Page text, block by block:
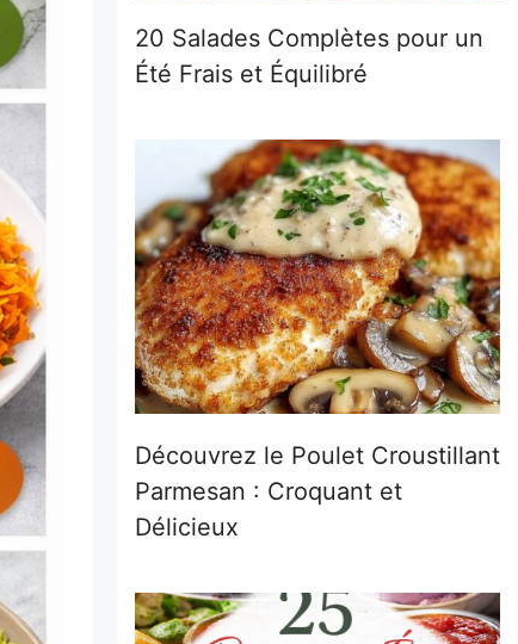
20 Salades Complètes pour un
Été Frais et Équilibré
Découvrez le Poulet Croustillant
Parmesan : Croquant et
Délicieux